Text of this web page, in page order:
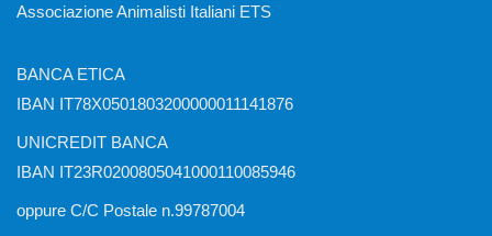
Associazione Animalisti Italiani ETS
BANCA ETICA
IBAN IT78X0501803200000011141876
UNICREDIT BANCA
IBAN IT23R0200805041000110085946
oppure C/C Postale n.99787004